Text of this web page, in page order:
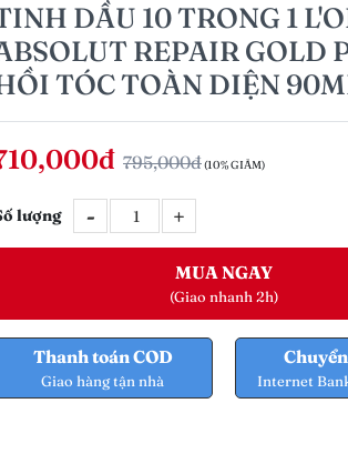
DẦU 10 TRONG 1
REPAIR GOLD
TÓC TOÀN DIỆN
795,000đ(10% GIẢM)
lượng - +
MUA NGAY
(Giao nhanh 2h)
Thanh toán COD
Giao hàng tận nhà Internet